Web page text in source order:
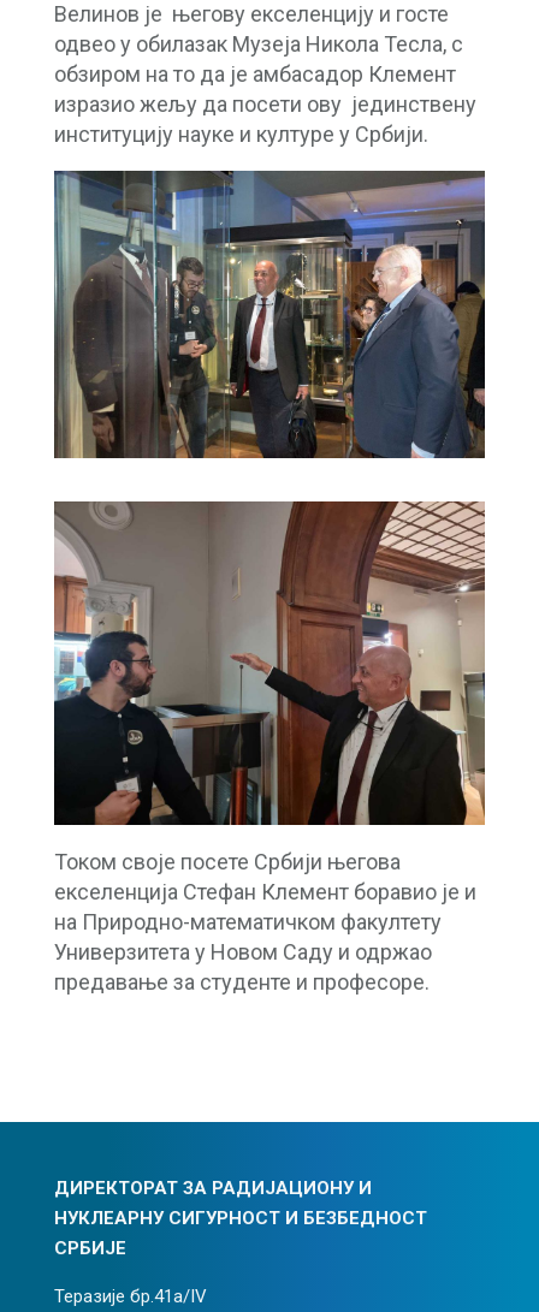
Велинов је његову екселенцију и госте
одвео у обилазак Музејa Никола Тесла, с
обзиром на то да је амбасадор Клемент
изразио жељу да посети ову јединствену
институцију науке и културе у Србији.
Током своје посете Србији његова
екселенција Стефан Клемент боравио је и
на Природно-математичком факултету
Универзитета у Новом Саду и одржао
предавање за студенте и професоре.
ДИРЕКТОРАТ ЗА РАДИЈАЦИОНУ И
НУКЛЕАРНУ СИГУРНОСТ И БЕЗБЕДНОСТ
СРБИЈЕ
Теразије бр.41а/IV